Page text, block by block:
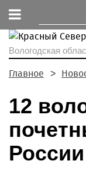
Вологодская
Главное
12
России